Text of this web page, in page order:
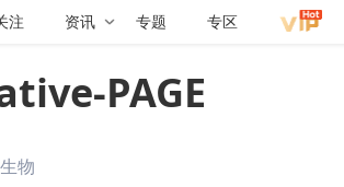
注 资讯 专题 专区
PAGE
物